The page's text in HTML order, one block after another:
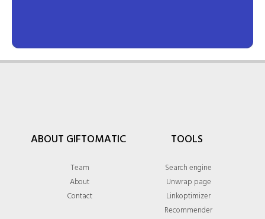
ABOUT GIFTOMATIC
Team
About
Contact
TOOLS
Search engine
Unwrap page
Linkoptimizer
Recommender